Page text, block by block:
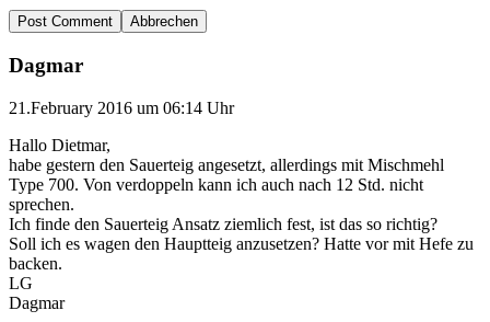
Abbrechen
Dagmar
21.February 2016 um 06:14 Uhr
Hallo Dietmar,
habe gestern den Sauerteig angesetzt, allerdings mit Mischmehl
Type 700. Von verdoppeln kann ich auch nach 12 Std. nicht
sprechen.
Ich finde den Sauerteig Ansatz ziemlich fest, ist das so richtig?
Soll ich es wagen den Hauptteig anzusetzen? Hatte vor mit Hefe zu
backen.
LG
Dagmar